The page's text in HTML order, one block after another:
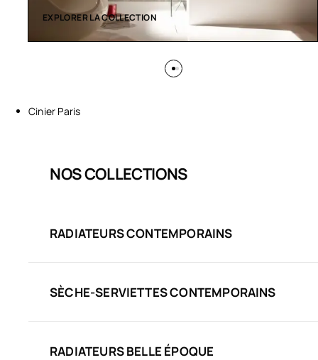
EXPLORER LA COLLECTION
Cinier Paris
NOS COLLECTIONS
RADIATEURS CONTEMPORAINS
SÈCHE-SERVIETTES CONTEMPORAINS
RADIATEURS BELLE ÉPOQUE